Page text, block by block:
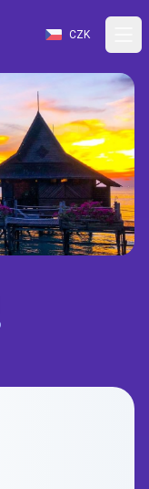
CZK